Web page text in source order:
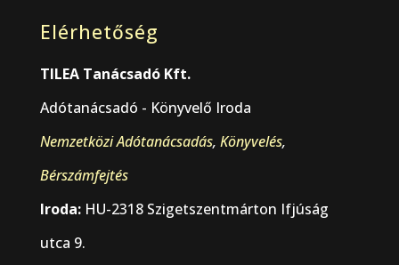
Elérhetőség
TILEA Tanácsadó Kft.
Adótanácsadó - Könyvelő Iroda
Nemzetközi Adótanácsadás, Könyvelés,
Bérszámfejtés
Iroda: HU-2318 Szigetszentmárton Ifjúság
utca 9.